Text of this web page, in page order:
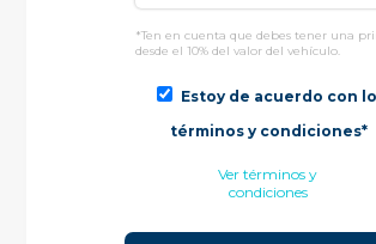
*Ten en cuenta que debes tener una
desde el 10% del valor del vehículo.
Estoy de acuerdo con
términos y condiciones*
Ver términos y
condiciones